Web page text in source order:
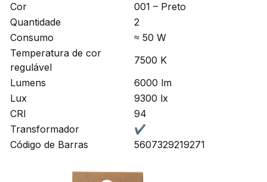
Cor
001 – Preto
Quantidade
2
Consumo
≈ 50 W
Temperatura de cor
regulável
7500 K
Lumens
6000 lm
Lux
9300 lx
CRI
94
Transformador
✔
Código de Barras
5607329219271